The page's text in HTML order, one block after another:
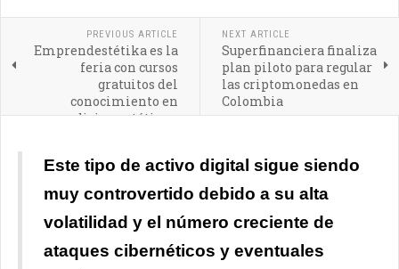
PREVIOUS ARTICLE
Emprendestétika es la
feria con cursos
gratuitos del
conocimiento en
medicina estética y
NEXT ARTICLE
Superfinanciera finaliza
plan piloto para regular
las criptomonedas en
Colombia
Este tipo de activo digital sigue siendo
muy controvertido debido a su alta
volatilidad y el número creciente de
ataques cibernéticos y eventuales